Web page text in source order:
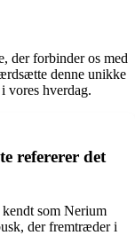
der forbinder os med
denne unikke
vores hverdag.
refererer det
som Nerium
der fremtræder i